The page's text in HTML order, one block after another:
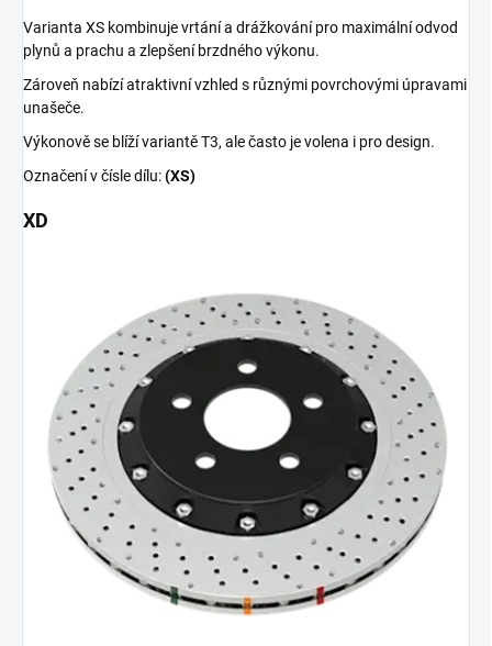
Varianta XS kombinuje vrtání a drážkování pro maximální odvod
plynů a prachu a zlepšení brzdného výkonu.
Zároveň nabízí atraktivní vzhled s různými povrchovými úpravami
unašeče.
Výkonově se blíží variantě T3, ale často je volena i pro design.
Označení v čísle dílu:(XS)
XD